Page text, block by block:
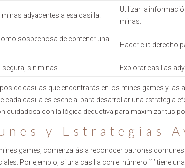
minas adyacentes a esa casilla.
Utilizar la
minas.
sospechosa de contener una
Hacer clic derecho
sin minas. Explorar casillas
de casillas que encontrarás en los mines games y las
cada casilla es esencial para desarrollar una estrategia
cuidadosa con la lógica deductiva para maximizar tus
y Estrategias
games, comenzarás a reconocer patrones comunes
Por ejemplo, si una casilla con el número ‘1’ tiene